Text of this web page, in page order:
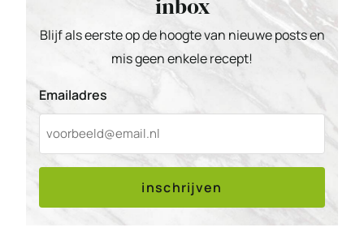
inbox
Blijf als eerste op de hoogte van nieuwe posts en
mis geen enkele recept!
Emailadres
inschrijven